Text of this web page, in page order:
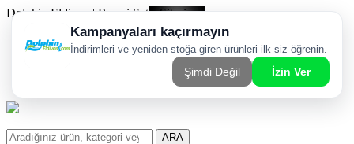
Dolphin Eldiven | Resmi Satış Sitesi
Kargom Nerede?
WhatsApp Sipariş Hattı
ARA